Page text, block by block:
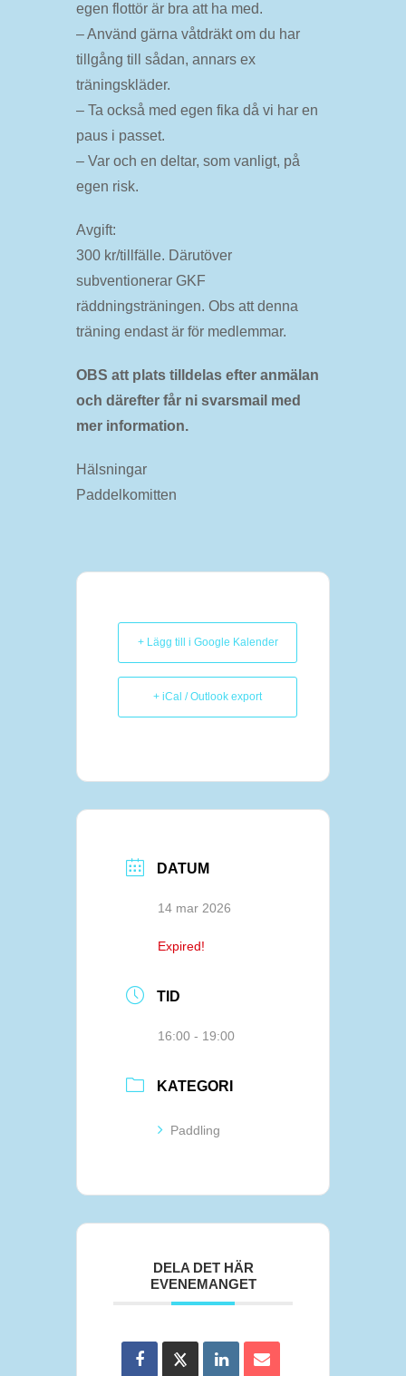
egen flottör är bra att ha med.
– Använd gärna våtdräkt om du har
tillgång till sådan, annars ex
träningskläder.
– Ta också med egen fika då vi har en
paus i passet.
– Var och en deltar, som vanligt, på
egen risk.
Avgift:
300 kr/tillfälle. Därutöver
subventionerar GKF
räddningsträningen. Obs att denna
träning endast är för medlemmar.
OBS att plats tilldelas efter anmälan
och därefter får ni svarsmail med
mer information.
Hälsningar
Paddelkomitten
+ Lägg till i Google Kalender
+ iCal / Outlook export
DATUM
14 mar 2026
Expired!
TID
16:00 - 19:00
KATEGORI
Paddling
DELA DET HÄR
EVENEMANGET